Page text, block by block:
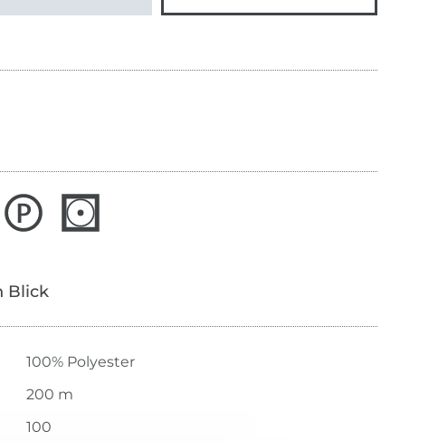
Blick
100% Polyester
200 m
100